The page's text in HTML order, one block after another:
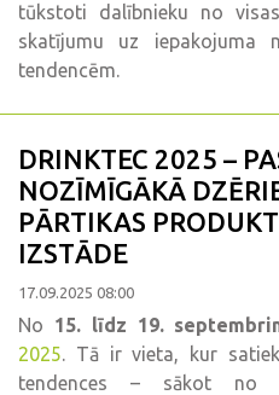
tūkstoti dalībnieku no
skatījumu uz iepakojuma
tendencēm.
DRINKTEC 2025 –
NOZĪMĪGĀKĀ
PĀRTIKAS
IZSTĀDE
17.09.2025 08:00
No 15. līdz 19.
2025. Tā ir vieta, kur
tendences – sākot no